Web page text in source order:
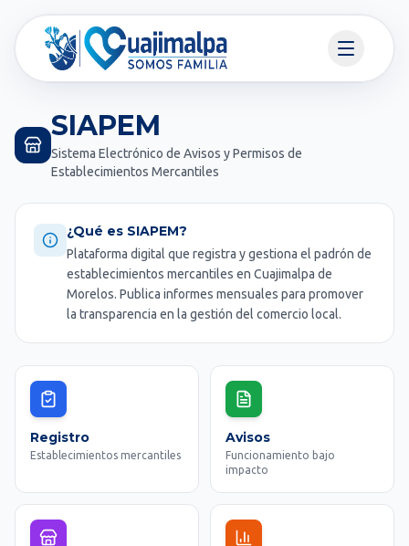
SIAPEM
Sistema Electrónico de Avisos y Permisos de
Establecimientos Mercantiles
¿Qué es SIAPEM?
Plataforma digital que registra y gestiona el padrón de
establecimientos mercantiles en Cuajimalpa de
Morelos. Publica informes mensuales para promover
la transparencia en la gestión del comercio local.
Registro
Establecimientos mercantiles
Avisos
Funcionamiento bajo
impacto